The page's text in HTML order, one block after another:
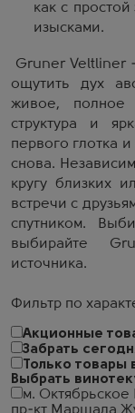
Фильтр по
Акционные
Забрать
Только товары
Выбрать
м. Октябрьское
как с простой
изысками.
Gruner Veltliner
ощутить дух
живое, полное
структура и
первого глотка
снова.
кругу близких
встречи с
спутником.
выбирайте
источника.